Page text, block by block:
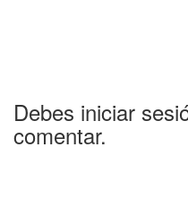
Debes iniciar
comentar.